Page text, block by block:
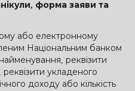
форма заяви та
або електронному
Національним банком
реквізити
укладеного
доходу або кількість